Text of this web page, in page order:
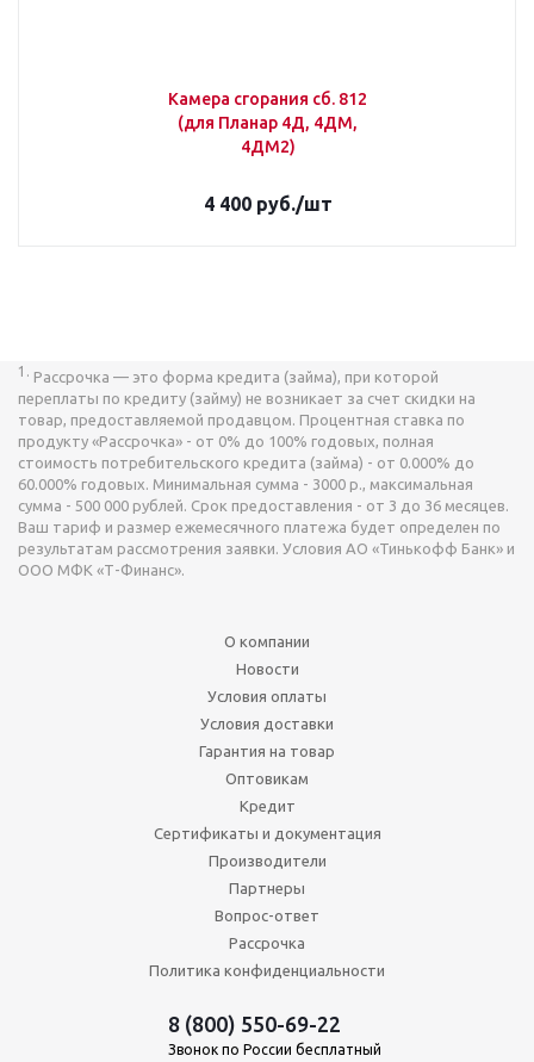
Камера сгорания сб. 812
(для Планар 4Д, 4ДМ,
4ДМ2)
4 400руб./шт
1.
Рассрочка — это форма кредита (займа), при которой
переплаты по кредиту (займу) не возникает за счет скидки на
товар, предоставляемой продавцом. Процентная ставка по
продукту «Рассрочка» - от 0% до 100% годовых, полная
стоимость потребительского кредита (займа) - от 0.000% до
60.000% годовых. Минимальная сумма - 3000 р., максимальная
сумма - 500 000 рублей. Срок предоставления - от 3 до 36 месяцев.
Ваш тариф и размер ежемесячного платежа будет определен по
результатам рассмотрения заявки. Условия АО «Тинькофф Банк» и
ООО МФК «Т-Финанс».
О компании
Новости
Условия оплаты
Условия доставки
Гарантия на товар
Оптовикам
Кредит
Сертификаты и документация
Производители
Партнеры
Вопрос-ответ
Рассрочка
Политика конфиденциальности
8 (800) 550-69-22
Звонок по России бесплатный